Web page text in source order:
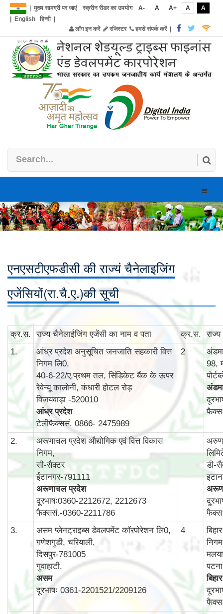
मुख्य सामग्री पर जाएं स्क्रीन रीडर का उपयोग A- A A+ A
A
English हिन्दी|
लॉग इन करें
रजिस्टर हमसे संपर्क करें|
Toggle
एनएसटीएफडीसी की राज्यं चैनेलाइजिंग
एजेंसियों(रा.चै.ए.)की सूची
क्र.स. राज्‍य चैनेलाईजिंग एजेंसी का नाम व पता क्र.स.
1.
आंध्र प्रदेश अनुसूचित जनजाति सहकारी वित्त
निगम लि0,
40-6-22/ए,प्रथम तल, सिंडिकेट बैंक के ऊपर
रेवेन्‍यू कालोनी, कंधारी होटल रोड़
विजयवाड़ा -520010
आंध्र प्रदेश
टेलीफैक्ससं. 0866- 2475989
2
98,
2.
अरूणाचल प्रदेश औद्योगिक एवं वित्त विकास
निगम,
सी-सैक्टर
ईटानगर-791111
अरूणाचल प्रदेश
दूरभाषः0360-2212672, 2212673
फैक्ससं.-0360-2211786
डी-
3.
असम प्लेनट्राइब्स डेवलपमेंट कॉरपोरेशन लि0,
गणेशगुडी, चरियाली,
दिसपुर-781005
गुवाहाटी,
असम
दूरभाषः 0361-2201521/2209126
4
बिहार